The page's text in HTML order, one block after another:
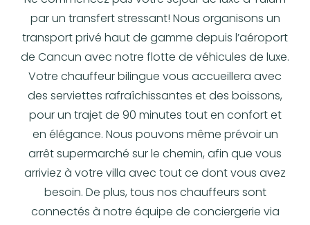
par un transfert stressant! Nous organisons un
transport privé haut de gamme depuis l’aéroport
de Cancun avec notre flotte de véhicules de luxe.
Votre chauffeur bilingue vous accueillera avec
des serviettes rafraîchissantes et des boissons,
pour un trajet de 90 minutes tout en confort et
en élégance. Nous pouvons même prévoir un
arrêt supermarché sur le chemin, afin que vous
arriviez à votre villa avec tout ce dont vous avez
besoin. De plus, tous nos chauffeurs sont
connectés à notre équipe de conciergerie via